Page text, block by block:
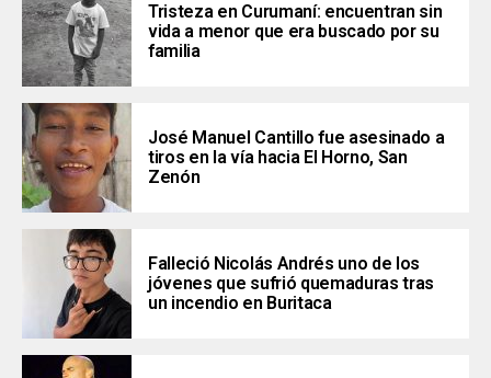
Tristeza en Curumaní: encuentran sin
vida a menor que era buscado por su
familia
José Manuel Cantillo fue asesinado a
tiros en la vía hacia El Horno, San
Zenón
Falleció Nicolás Andrés uno de los
jóvenes que sufrió quemaduras tras
un incendio en Buritaca